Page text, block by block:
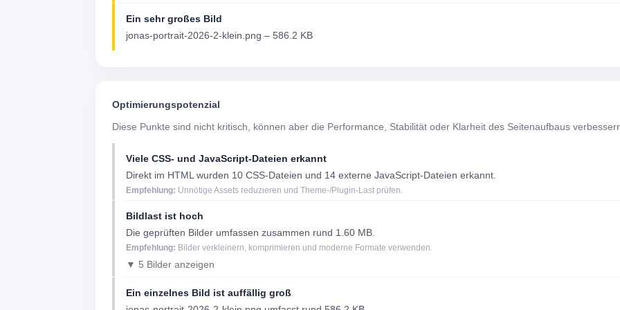
Ein sehr großes Bild
jonas-portrait-2026-2-klein.png – 586.2 KB
Optimierungspotenzial
Diese Punkte sind nicht kritisch, können aber die Performance, Stabilität oder Klarheit des Seitenaufbaus
Viele CSS- und JavaScript-Dateien erkannt
Direkt im HTML wurden 10 CSS-Dateien und 14 externe JavaScript-Dateien erkannt.
Empfehlung: Unnötige Assets reduzieren und Theme-/Plugin-Last prüfen.
Bildlast ist hoch
Die geprüften Bilder umfassen zusammen rund 1.60 MB.
Empfehlung: Bilder verkleinern, komprimieren und moderne Formate verwenden.
▼ 5 Bilder anzeigen
Ein einzelnes Bild ist auffällig groß